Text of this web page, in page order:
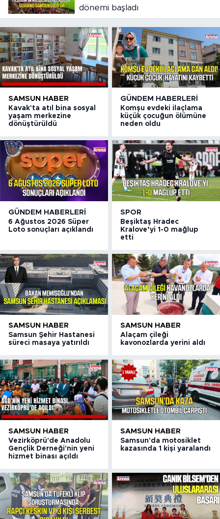
dönemi başladı
SAMSUN HABER
Kavak'ta atıl bina sosyal
yaşam merkezine
dönüştürüldü
GÜNDEM HABERLERI
Komşu evdeki ilaçlama
küçük çocuğun ölümüne
neden oldu
GÜNDEM HABERLERI
6 Ağustos 2026 Süper
Loto sonuçları açıklandı
SPOR
Beşiktaş Hradec
Kralove’yi 1-0 mağlup
etti
SAMSUN HABER
Samsun Şehir Hastanesi
süreci masaya yatırıldı
SAMSUN HABER
Alaçam çileği
kavonozlarda yerini aldı
SAMSUN HABER
Vezirköprü'de Anadolu
Gençlik Derneği'nin yeni
hizmet binası açıldı
SAMSUN HABER
Samsun'da motosiklet
kazasında 1 kişi yaralandı